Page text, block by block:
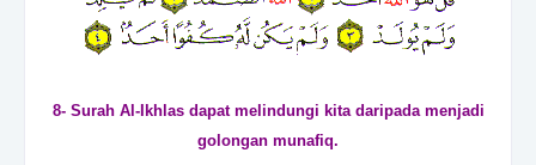
8- Surah Al-Ikhlas dapat melindungi kita daripada menjadi
golongan munafiq.